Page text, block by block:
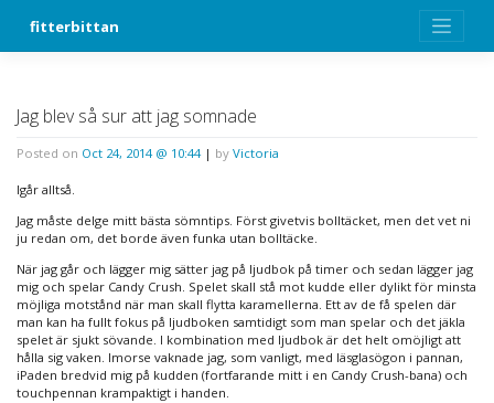
fitterbittan
Jag blev så sur att jag somnade
Posted on Oct 24, 2014 @ 10:44| by Victoria
Igår alltså.
Jag måste delge mitt bästa sömntips. Först givetvis bolltäcket, men det vet ni
ju redan om, det borde även funka utan bolltäcke.
När jag går och lägger mig sätter jag på ljudbok på timer och sedan lägger jag
mig och spelar Candy Crush. Spelet skall stå mot kudde eller dylikt för minsta
möjliga motstånd när man skall flytta karamellerna. Ett av de få spelen där
man kan ha fullt fokus på ljudboken samtidigt som man spelar och det jäkla
spelet är sjukt sövande. I kombination med ljudbok är det helt omöjligt att
hålla sig vaken. Imorse vaknade jag, som vanligt, med läsglasögon i pannan,
iPaden bredvid mig på kudden (fortfarande mitt i en Candy Crush-bana) och
touchpennan krampaktigt i handen.